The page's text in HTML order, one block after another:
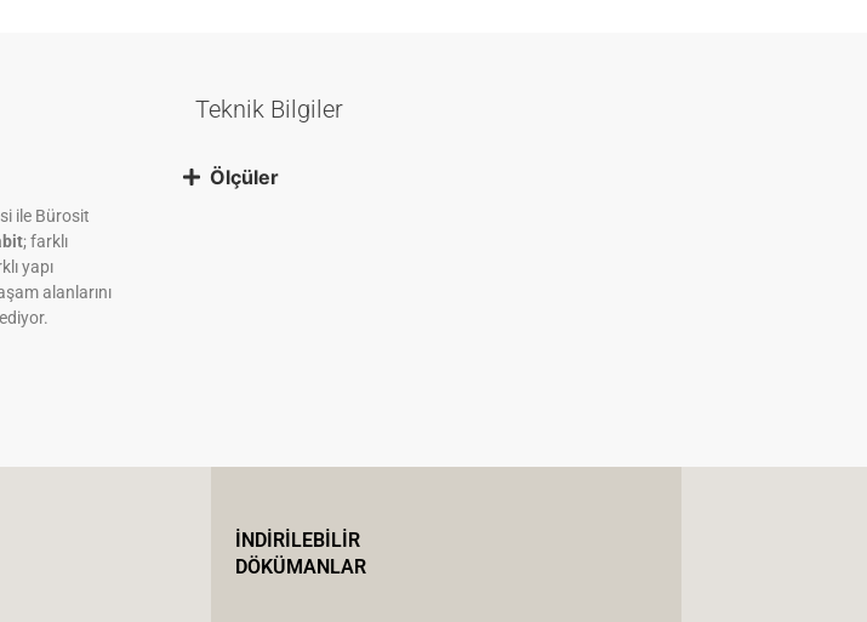
ile Bürosit
; farklı
yapı
alanlarını
Teknik Bilgiler
Ölçüler
İNDİRİLEBİLİR
DÖKÜMANLAR